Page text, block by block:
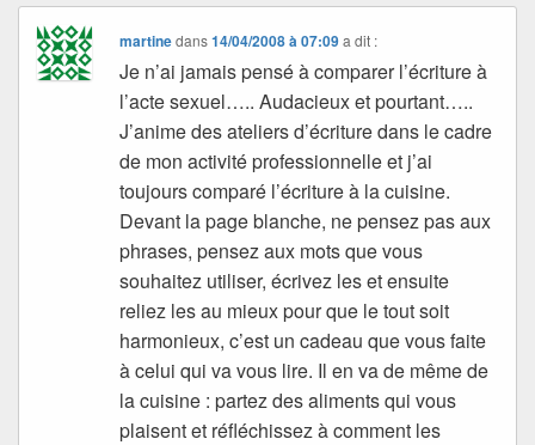
martinedans14/04/2008 à 07:09 a dit :
Je n’ai jamais pensé à comparer l’écriture à
l’acte sexuel….. Audacieux et pourtant…..
J’anime des ateliers d’écriture dans le cadre
de mon activité professionnelle et j’ai
toujours comparé l’écriture à la cuisine.
Devant la page blanche, ne pensez pas aux
phrases, pensez aux mots que vous
souhaitez utiliser, écrivez les et ensuite
reliez les au mieux pour que le tout soit
harmonieux, c’est un cadeau que vous faite
à celui qui va vous lire. Il en va de même de
la cuisine : partez des aliments qui vous
plaisent et réfléchissez à comment les